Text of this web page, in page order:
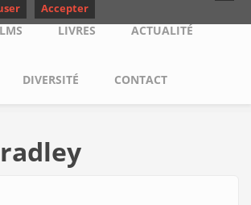
LIVRES ACTUALITÉ
DIVERSITÉ CONTACT
Accepter